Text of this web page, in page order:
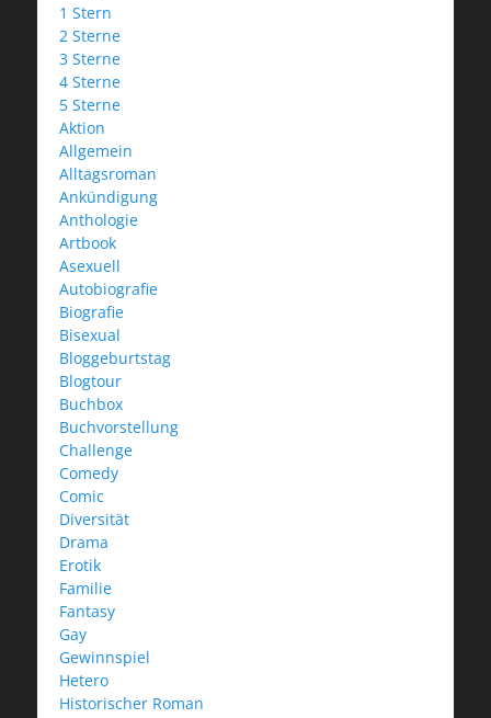
1 Stern
2 Sterne
3 Sterne
4 Sterne
5 Sterne
Aktion
Allgemein
Alltagsroman
Ankündigung
Anthologie
Artbook
Asexuell
Autobiografie
Biografie
Bisexual
Bloggeburtstag
Blogtour
Buchbox
Buchvorstellung
Challenge
Comedy
Comic
Diversität
Drama
Erotik
Familie
Fantasy
Gay
Gewinnspiel
Hetero
Historischer Roman